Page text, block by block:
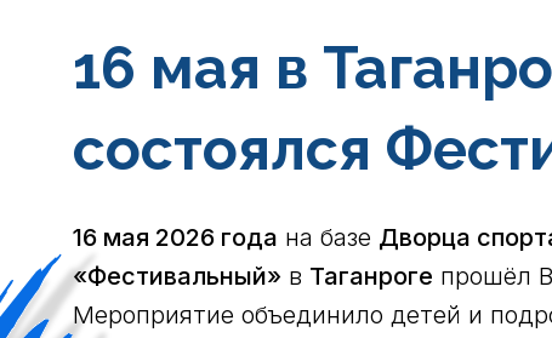
16 мая в
состоялся
16 мая 2026 года на базе Дворца
«Фестивальный» в Таганроге прошёл
Мероприятие объединило детей и